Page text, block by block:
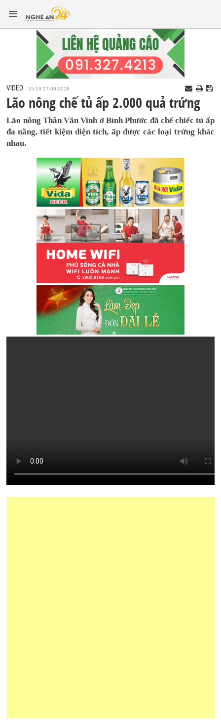
VIDEO 15:19 27-09-2018
Lão nông chế tủ ấp 2.000 quả trứng
Lão nông Thân Văn Vinh ở Bình Phước đã chế chiếc tủ ấp
đa năng, tiết kiệm diện tích, ấp được các loại trứng khác
nhau.